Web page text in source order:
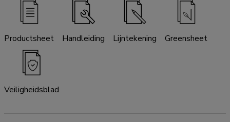
Productsheet Handleiding Lijntekening Greensheet
Veiligheidsblad